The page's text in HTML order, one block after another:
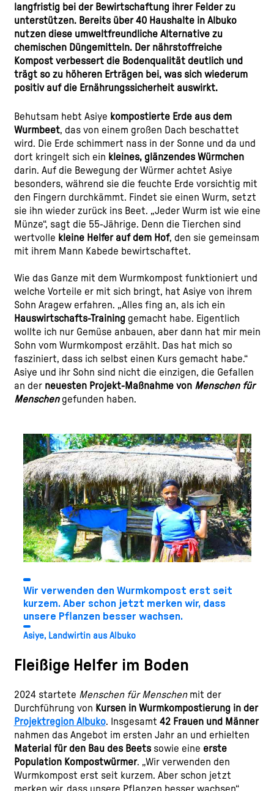
langfristig bei der Bewirtschaftung ihrer Felder zu
unterstützen. Bereits über 40 Haushalte in Albuko
nutzen diese umweltfreundliche Alternative zu
chemischen Düngemitteln. Der nährstoffreiche
Kompost verbessert die Bodenqualität deutlich und
trägt so zu höheren Erträgen bei, was sich wiederum
positiv auf die Ernährungssicherheit auswirkt.
Behutsam hebt Asiye kompostierte Erde aus dem
Wurmbeet, das von einem großen Dach beschattet
wird. Die Erde schimmert nass in der Sonne und da und
dort kringelt sich ein kleines, glänzendes Würmchen
darin. Auf die Bewegung der Würmer achtet Asiye
besonders, während sie die feuchte Erde vorsichtig mit
den Fingern durchkämmt. Findet sie einen Wurm, setzt
sie ihn wieder zurück ins Beet. „Jeder Wurm ist wie eine
Münze“, sagt die 55-Jährige. Denn die Tierchen sind
wertvolle kleine Helfer auf dem Hof, den sie gemeinsam
mit ihrem Mann Kabede bewirtschaftet.
Wie das Ganze mit dem Wurmkompost funktioniert und
welche Vorteile er mit sich bringt, hat Asiye von ihrem
Sohn Aragew erfahren. „Alles fing an, als ich ein
Hauswirtschafts-Training gemacht habe. Eigentlich
wollte ich nur Gemüse anbauen, aber dann hat mir mein
Sohn vom Wurmkompost erzählt. Das hat mich so
fasziniert, dass ich selbst einen Kurs gemacht habe.“
Asiye und ihr Sohn sind nicht die einzigen, die Gefallen
an der neuesten Projekt-Maßnahme von Menschen für
Menschengefunden haben.
Wir verwenden den Wurmkompost erst seit
kurzem. Aber schon jetzt merken wir, dass
unsere Pflanzen besser wachsen.
Asiye, Landwirtin aus Albuko
Fleißige Helfer im Boden
2024 startete Menschen für Menschenmit der
Durchführung von Kursen in Wurmkompostierung in der
Projektregion Albuko. Insgesamt 42 Frauen und Männer
nahmen das Angebot im ersten Jahr an und erhielten
Material für den Bau des Beets sowie eine erste
Population Kompostwürmer. „Wir verwenden den
Wurmkompost erst seit kurzem. Aber schon jetzt
merken wir, dass unsere Pflanzen besser wachsen“,